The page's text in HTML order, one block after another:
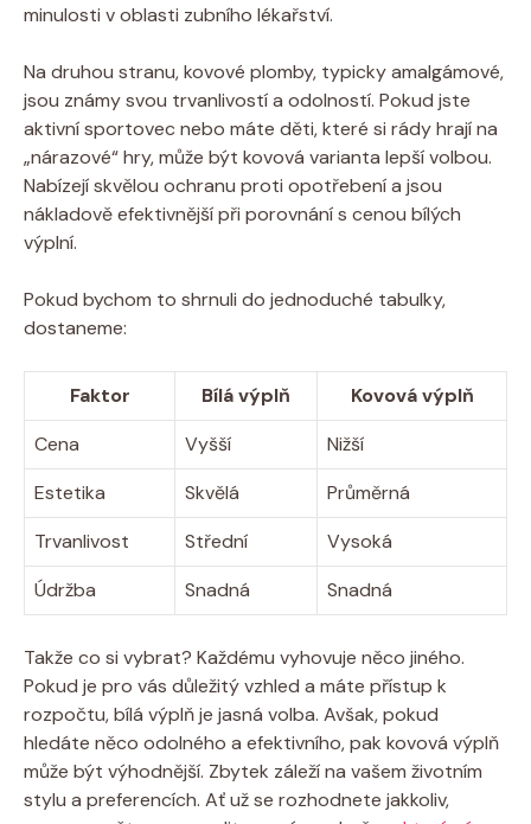
minulosti v oblasti zubního lékařství.
Na druhou stranu, kovové plomby, typicky amalgámové,
jsou známy svou trvanlivostí a odolností. Pokud jste
aktivní sportovec nebo máte děti, které si rády hrají na
„nárazové“ hry, může být kovová varianta lepší volbou.
Nabízejí skvělou ochranu proti opotřebení a jsou
nákladově efektivnější při porovnání s cenou bílých
výplní.
Pokud bychom to shrnuli do jednoduché tabulky,
dostaneme:
Faktor Bílá výplň
Kovová výplň
Cena
Vyšší
Nižší
Estetika
Skvělá
Průměrná
Trvanlivost
Střední
Vysoká
Údržba
Snadná Snadná
Takže co si vybrat? Každému vyhovuje něco jiného.
Pokud je pro vás důležitý vzhled a máte přístup k
rozpočtu, bílá výplň je jasná volba. Avšak, pokud
hledáte něco odolného a efektivního, pak kovová výplň
může být výhodnější. Zbytek záleží na vašem životním
stylu a preferencích. Ať už se rozhodnete jakkoliv,